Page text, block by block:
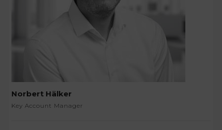
Norbert Hälker
Key Account Manager